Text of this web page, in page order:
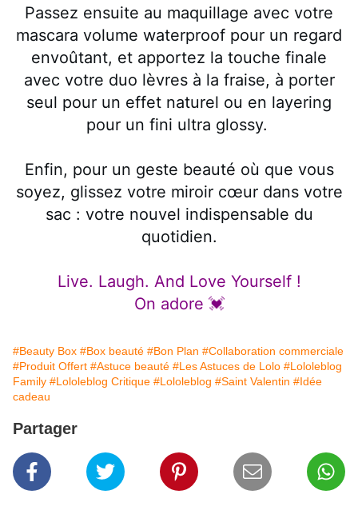
Passez ensuite au maquillage avec votre
mascara volume waterproof pour un regard
envoûtant, et apportez la touche finale
avec votre duo lèvres à la fraise, à porter
seul pour un effet naturel ou en layering
pour un fini ultra glossy.
Enfin, pour un geste beauté où que vous
soyez, glissez votre miroir cœur dans votre
sac : votre nouvel indispensable du
quotidien.
Live. Laugh. And Love Yourself !
On adore 💓
#Beauty Box #Box beauté #Bon Plan #Collaboration commerciale
#Produit Offert #Astuce beauté #Les Astuces de Lolo #Lololeblog
Family #Lololeblog Critique #Lololeblog #Saint Valentin #Idée
cadeau
Partager